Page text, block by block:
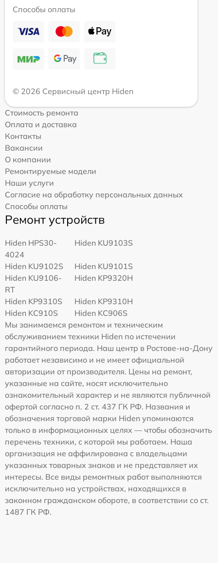
Способы оплаты
© 2026 Сервисный центр Hiden
Стоимость ремонта
Оплата и доставка
Контакты
Вакансии
О компании
Ремонтируемые модели
Наши услуги
Согласие на обработку персональных данных
Способы оплаты
Ремонт устройств
Hiden HPS30-
4024
Hiden KU9103S
Hiden KU9102S
Hiden KU9101S
Hiden KU9106-
RT
Hiden KP9320H
Hiden KP9310S
Hiden KP9310H
Hiden KC910S
Hiden KC906S
Мы занимаемся ремонтом и техническим
обслуживанием техники Hiden по истечении
гарантийного периода. Наш центр в Ростове-на-Дону
работает независимо и не имеет официальной
авторизации от производителя. Цены на ремонт,
указанные на сайте, носят исключительно
ознакомительный характер и не являются публичной
офертой согласно п. 2 ст. 437 ГК РФ. Названия и
обозначения торговой марки Hiden упоминаются
только в информационных целях — чтобы обозначить
перечень техники, с которой мы работаем. Наша
организация не аффилирована с владельцами
указанных товарных знаков и не представляет их
интересы. Все виды ремонтных работ выполняются
исключительно на устройствах, находящихся в
законном гражданском обороте, в соответствии со ст.
1487 ГК РФ.